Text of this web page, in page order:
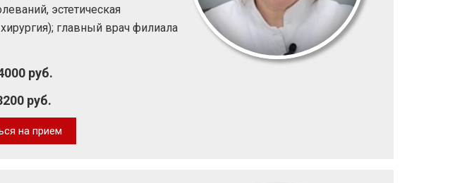
эстетическая
главный врач филиала
руб.
руб.
на прием